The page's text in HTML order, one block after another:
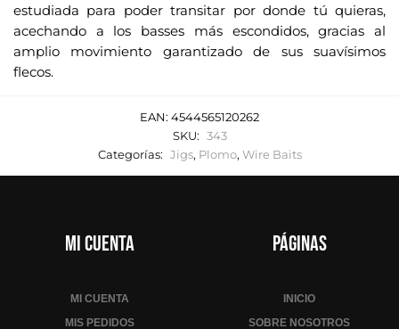
estudiada para poder transitar por donde tú quieras,
acechando a los basses más escondidos, gracias al
amplio movimiento garantizado de sus suavísimos
flecos.
EAN: 4544565120262
SKU: 343
Categorías: Jigs, Plomo, Wire Baits
Mi cuenta
MI CUENTA
MIS PEDIDOS
Páginas
INICIO
SOBRE NOSOTROS